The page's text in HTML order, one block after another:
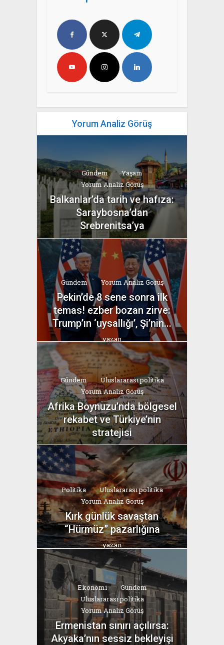
Yorum Analiz Görüş
Gündem
Yaşam
Yorum Analiz Görüş
Balkanlar’da tarih ve hafıza:
Saraybosna’dan
Srebrenitsa’ya
yazan
Bahri Ak
Gündem Yorum Analiz Görüş
Pekin’de 8 sene sonra ilk
temas! ezber bozan zirve:
Trump’ın ‘uysallığı’, Şi’nin...
yazan
Bahri Ak
Gündem
Uluslararası politika
Yorum Analiz Görüş
Afrika Boynuzu’nda bölgesel
rekabet ve Türkiye’nin
stratejisi
yazan
Bahri Ak
Politika
Uluslararası politika
Yorum Analiz Görüş
Kırk günlük savaştan
“Hürmüz” pazarlığına
yazan
Bahri Ak
Ekonomi
Gündem
Uluslararası politika
Yorum Analiz Görüş
Ermenistan sınırı açılırsa:
Akyaka’nın sessiz bekleyişi